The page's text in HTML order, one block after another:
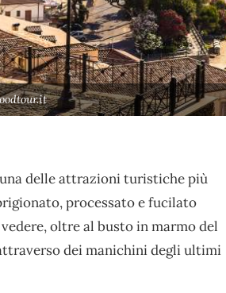
una delle attrazioni turistiche più
processato e fucilato
oltre al busto in marmo del
dei manichini degli ultimi